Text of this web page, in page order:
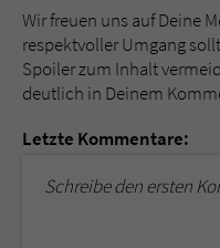
Wir freuen uns auf Deine
respektvoller Umgang
Spoiler zum Inhalt
deutlich in Deinem
Letzte Kommentare:
Schreibe den ersten